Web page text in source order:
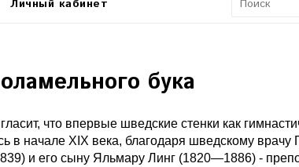
Личный кабинет
бука
что впервые шведские стенки как
в начале XIX века, благодаря шведскому врачу
и его сыну Яльмару Линг (1820—1886) -